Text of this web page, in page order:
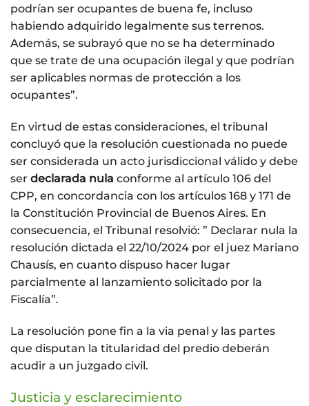
podrían ser ocupantes de buena fe, incluso
habiendo adquirido legalmente sus terrenos.
Además, se subrayó que no se ha determinado
que se trate de una ocupación ilegal y que podrían
ser aplicables normas de protección a los
ocupantes”.
En virtud de estas consideraciones, el tribunal
concluyó que la resolución cuestionada no puede
ser considerada un acto jurisdiccional válido y debe
ser declarada nula conforme al artículo 106 del
CPP, en concordancia con los artículos 168 y 171 de
la Constitución Provincial de Buenos Aires. En
consecuencia, el Tribunal resolvió: ” Declarar nula la
resolución dictada el 22/10/2024 por el juez Mariano
Chausís, en cuanto dispuso hacer lugar
parcialmente al lanzamiento solicitado por la
Fiscalía”.
La resolución pone fin a la via penal y las partes
que disputan la titularidad del predio deberán
acudir a un juzgado civil.
Justicia y esclarecimiento